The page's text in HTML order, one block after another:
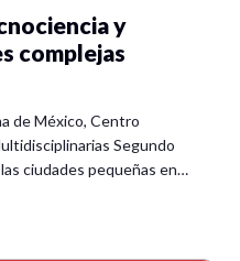
y
complejas
de México, Centro
Segundo
ciudades pequeñas en…